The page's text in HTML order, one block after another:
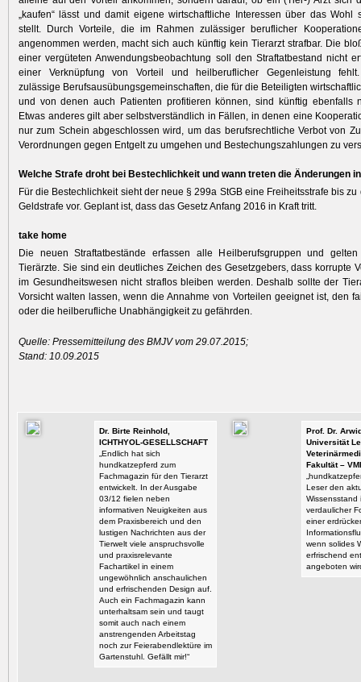
„kaufen“ lässt und damit eigene wirtschaftliche Interessen über das Wohl
stellt. Durch Vorteile, die im Rahmen zulässiger beruflicher
angenommen werden, macht sich auch künftig kein Tierarzt strafbar. Die
einer vergüteten Anwendungsbeobachtung soll den Straftatbestand nicht
einer Verknüpfung von Vorteil und heilberuflicher Gegenleistung fehlt.
zulässige Berufsausübungs­gemeinschaften, die für die Beteiligten
und von denen auch Patienten profitieren können, sind künftig ebenfalls
Etwas anderes gilt aber selbstverständlich in Fällen, in denen eine
nur zum Schein abgeschlossen wird, um das berufsrechtliche Verbot von
Verordnungen gegen Entgelt zu umgehen und Bestechungs­zahlungen zu
Welche Strafe droht bei Bestechlichkeit und wann treten die Änderungen
Für die Bestechlichkeit sieht der neue § 299a StGB eine Freiheitsstrafe bis
Geldstrafe vor. Geplant ist, dass das Gesetz Anfang 2016 in Kraft tritt.
take home
Die neuen Straftatbestände erfassen alle Heilberufsgruppen und
Tierärzte. Sie sind ein deutliches Zeichen des Gesetzgebers, dass korrupte
im Gesundheitswesen nicht straflos bleiben werden. Deshalb sollte der
Vorsicht walten lassen, wenn die Annahme von Vorteilen geeignet ist, den
oder die heilberufliche Unabhängigkeit zu gefährden.
Quelle: Pressemitteilung des BMJV vom 29.07.2015;
Stand: 10.09.2015
Dr. Birte Reinhold,
ICHTHYOL-GESELLSCHAFT
„Endlich hat sich
hundkatzepferd zum
Fachmagazin für den Tierarzt
entwickelt. In der Ausgabe
03/12 fielen neben
informativen Neuigkeiten aus
dem Praxisbereich und den
lustigen Nachrichten aus der
Tierwelt viele anspruchsvolle
und praxisrelevante
Fachartikel in einem
ungewöhnlich anschaulichen
und erfrischenden Design auf.
Auch ein Fachmagazin kann
unterhaltsam sein und taugt
somit auch nach einem
anstrengenden Arbeitstag
noch zur Feierabendlektüre im
Gartenstuhl. Gefällt mir!“
Prof. Dr.
Universität
Fakultät –
Leser den
Wissensstand
verdaulicher
einer
wenn solides
erfrischend
angeboten